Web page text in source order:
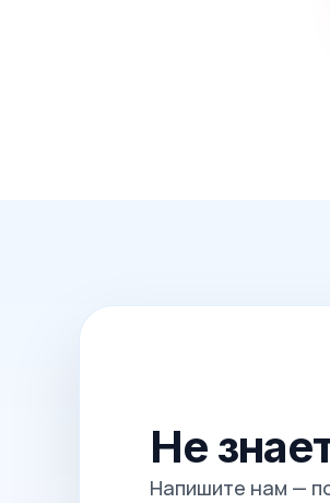
Не
Напишите нам —